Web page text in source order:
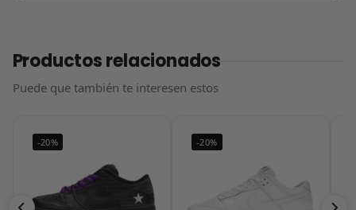
Productos relacionados
Puede que también te interesen estos
-20% -20%